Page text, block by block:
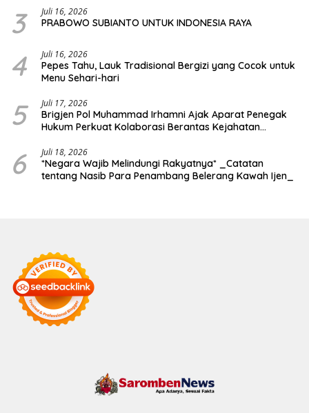
3 Juli 16, 2026
PRABOWO SUBIANTO UNTUK INDONESIA RAYA
4 Juli 16, 2026
Pepes Tahu, Lauk Tradisional Bergizi yang Cocok untuk
Menu Sehari-hari
5 Juli 17, 2026
Brigjen Pol Muhammad Irhamni Ajak Aparat Penegak
Hukum Perkuat Kolaborasi Berantas Kejahatan
6 Juli 18, 2026
*Negara Wajib Melindungi Rakyatnya* _Catatan
tentang Nasib Para Penambang Belerang Kawah Ijen_